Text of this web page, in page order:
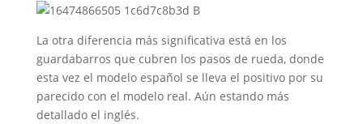
La otra diferencia más significativa está en los
guardabarros que cubren los pasos de rueda, donde
esta vez el modelo español se lleva el positivo por su
parecido con el modelo real. Aún estando más
detallado el inglés.